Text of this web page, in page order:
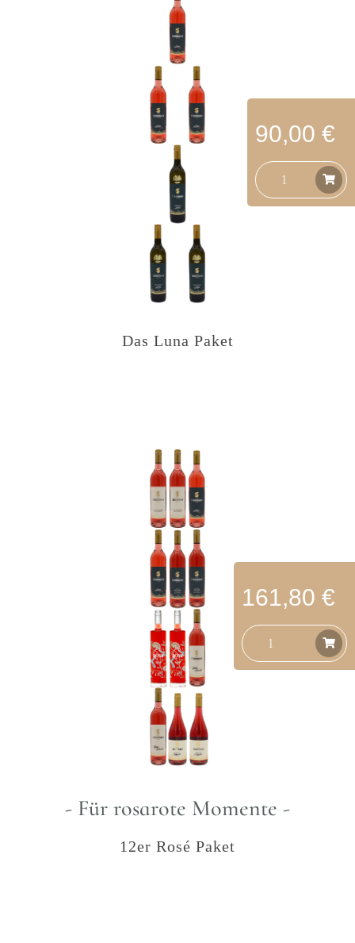
90,00 €
Das Luna Paket
161,80 €
- Für rosarote Momente -
12er Rosé Paket